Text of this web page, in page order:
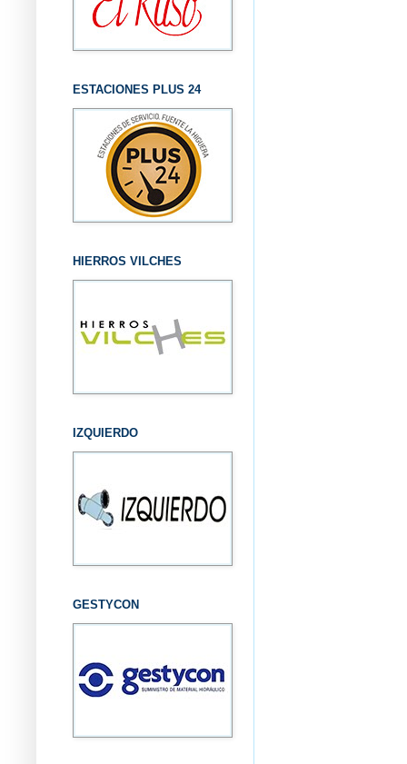
ESTACIONES PLUS 24
HIERROS VILCHES
IZQUIERDO
GESTYCON